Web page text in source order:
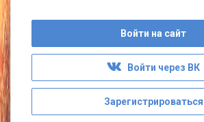
Войти на сайт
Войти через ВК
Зарегистрироваться